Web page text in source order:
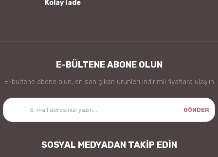
Kolay İade
E-BÜLTENE ABONE OLUN
E-bültene abone olun, en son çıkan ürünleri indirimli fiyatlara ulaşlın
GÖNDER
SOSYAL MEDYADAN TAKİP EDİN